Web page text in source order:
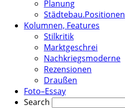
Planung
Städtebau.Positionen
Kolumnen, Features
Stilkritik
Marktgeschrei
Nachkriegsmoderne
Rezensionen
Draußen
Foto–Essay
Search